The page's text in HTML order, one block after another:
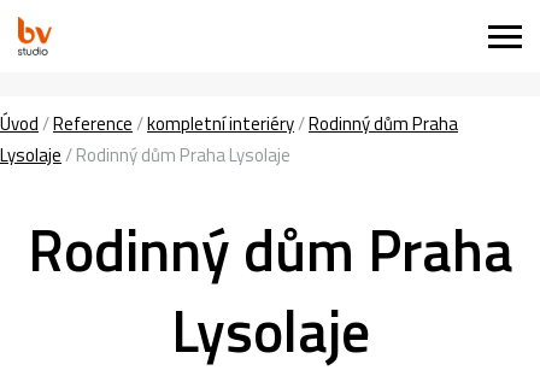
Úvod/Reference/kompletní interiéry/Rodinný dům Praha
Lysolaje/Rodinný dům Praha Lysolaje
Rodinný dům Praha
Lysolaje